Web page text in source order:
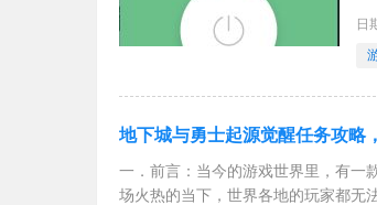
日
地下城与勇士起源觉醒任务攻略
一．前言：当今的游戏世界里，有一
场火热的当下，世界各地的玩家都无